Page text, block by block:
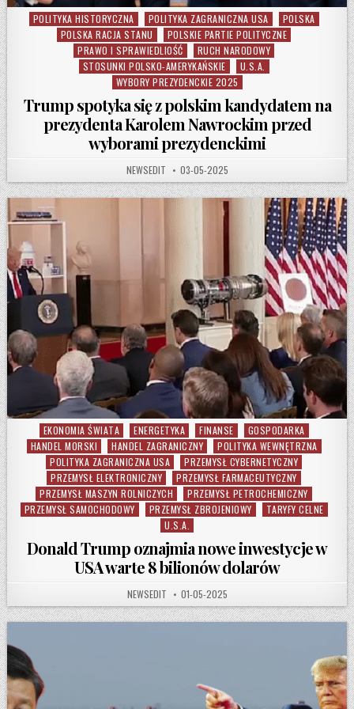
Posted in
POLITYKA HISTORYCZNA POLITYKA ZAGRANICZNA USA
POLSKA
POLSKA RACJA STANU
POLSKIE PARTIE POLITYCZNE
PRAWO I SPRAWIEDLIOŚĆ
RUCH NARODOWY
STOSUNKI POLSKO-AMERYKAŃSKIE
U.S.A.
WYBORY PREZYDENCKIE 2025
Trump spotyka się z polskim kandydatem na
prezydenta Karolem Nawrockim przed
wyborami prezydenckimi
AUTHOR:
NEWSEDIT PUBLISHED DATE:
03-05-2025
Posted in
EKONOMIA ŚWIATA ENERGETYKA FINANSE
GOSPODARKA
HANDEL MORSKI
HANDEL ZAGRANICZNY
POLITYKA WEWNĘTRZNA
POLITYKA ZAGRANICZNA USA
PRZEMYSŁ CYBERNETYCZNY
PRZEMYSŁ ELEKTRONICZNY
PRZEMYSŁ FARMACEUTYCZNY
PRZEMYSŁ MASZYN ROLNICZYCH
PRZEMYSŁ PETROCHEMICZNY
PRZEMYSŁ SAMOCHODOWY
PRZEMYSŁ ZBROJENIOWY
TARYFY CELNE
U.S.A.
Donald Trump oznajmia nowe inwestycje w
USA warte 8 bilionów dolarów
AUTHOR:
NEWSEDIT PUBLISHED DATE:
01-05-2025